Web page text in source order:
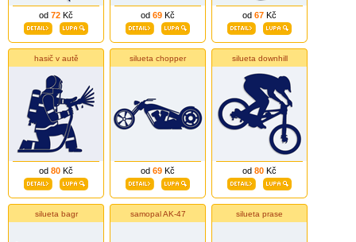
od 72 Kč od 69 Kč od 67 Kč
hasič v autě
od 80 Kč
silueta chopper
od 69 Kč
silueta downhill
od 80 Kč
silueta bagr samopal AK-47 silueta prase